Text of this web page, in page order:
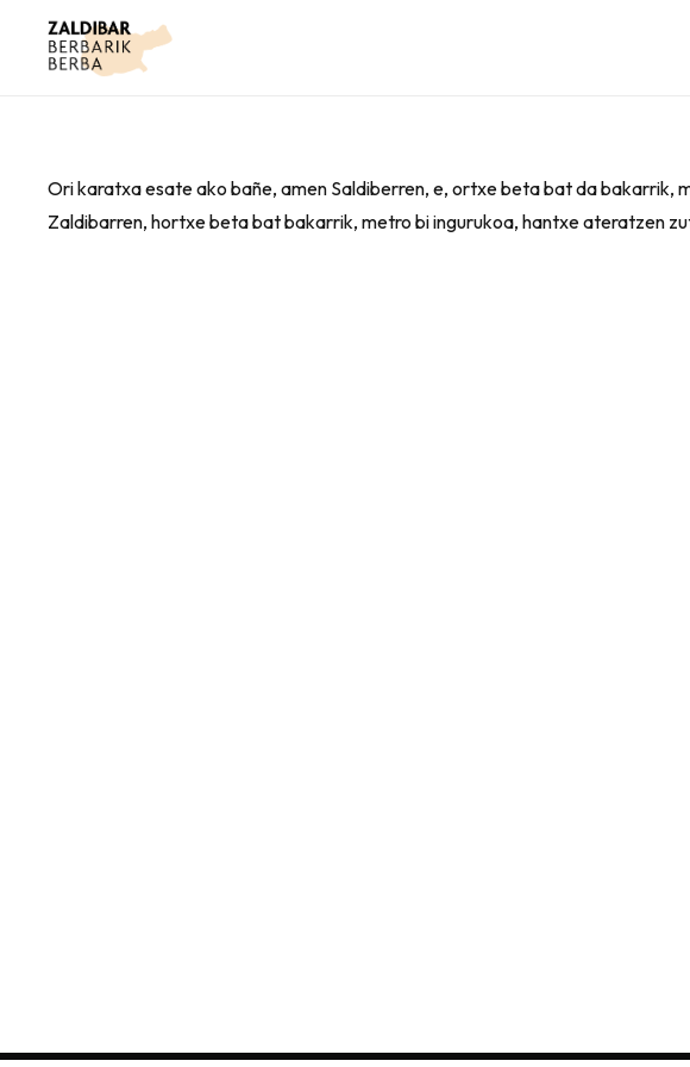
Ori karatxa esate ako bañe, amen Saldiberren, e, ortxe beta bat da
Zaldibarren, hortxe beta bat bakarrik, metro bi ingurukoa, hantxe ateratzen